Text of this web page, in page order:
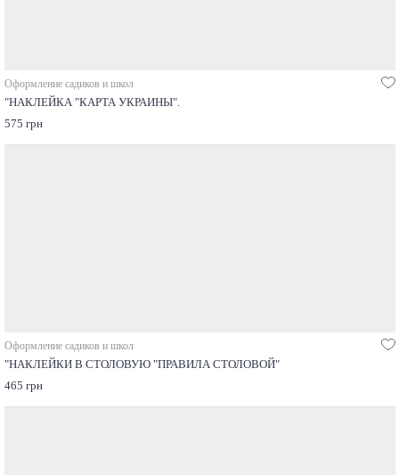
Оформление садиков и школ
"НАКЛЕЙКА "КАРТА УКРАИНЫ".
575 грн
Оформление садиков и школ
"НАКЛЕЙКИ В СТОЛОВУЮ "ПРАВИЛА СТОЛОВОЙ"
465 грн